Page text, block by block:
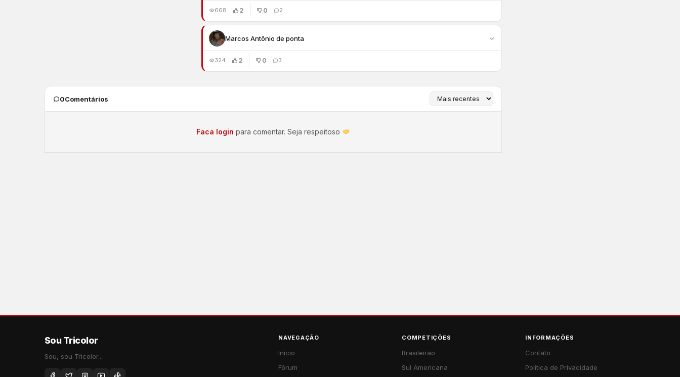
668 2 0 2
Marcos Antônio de ponta
324 2 0 3
0Comentários
Faca login para comentar. Seja respeitoso
Sou Tricolor
Sou, sou Tricolor...
NAVEGAÇÃO
Início
Fórum
COMPETIÇÕES
Brasileirão
Sul Americana
INFORMAÇÕES
Contato
Política de Privacidade